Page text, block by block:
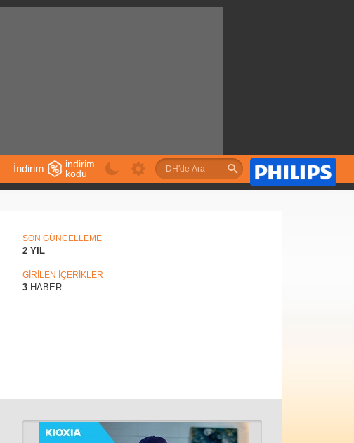
İndirim
Önerileri
indirim
kodu
SON GÜNCELLEME
2 YIL
GİRİLEN İÇERİKLER
3 HABER